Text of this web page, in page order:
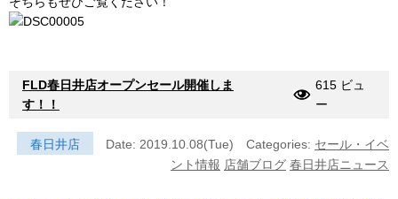
FLD春日井店オープンセール開催しま
す！！
615 ビュ
ー
春日井店 Date: 2019.10.08(Tue) Categories: セール・イベ
ント情報 店舗ブログ 春日井店ニュース